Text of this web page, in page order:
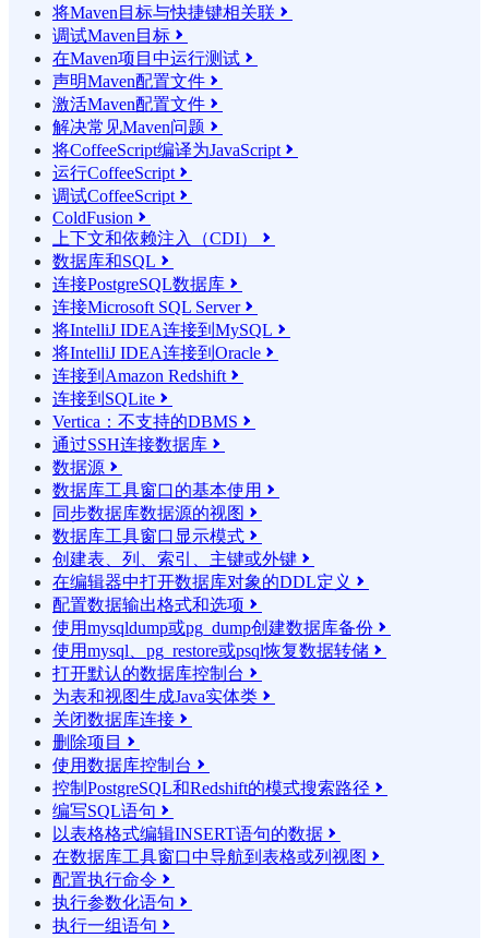
将Maven目标与快捷键相关联 
调试Maven目标 
在Maven项目中运行测试 
声明Maven配置文件 
激活Maven配置文件 
解决常见Maven问题 
将CoffeeScript编译为JavaScript 
运行CoffeeScript 
调试CoffeeScript 
ColdFusion 
上下文和依赖注入（CDI） 
数据库和SQL 
连接PostgreSQL数据库 
连接Microsoft SQL Server
将IntelliJ IDEA连接到MySQL 
将IntelliJ IDEA连接到Oracle 
连接到Amazon Redshift 
连接到SQLite 
Vertica：不支持的DBMS 
通过SSH连接数据库 
数据源 
数据库工具窗口的基本使用 
同步数据库数据源的视图 
数据库工具窗口显示模式 
创建表、列、索引、主键或外键 
在编辑器中打开数据库对象的DDL定义 
配置数据输出格式和选项 
使用mysqldump或pg_dump创建数据库备份 
使用mysql、pg_restore或psql恢复数据转储 
打开默认的数据库控制台 
为表和视图生成Java实体类 
关闭数据库连接 
删除项目 
使用数据库控制台 
控制PostgreSQL和Redshift的模式搜索路径 
编写SQL语句 
以表格格式编辑INSERT语句的数据 
在数据库工具窗口中导航到表格或列视图 
配置执行命令 
执行参数化语句 
执行一组语句 